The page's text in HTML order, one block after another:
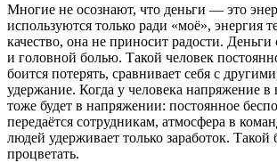
Многие не осознают, что деньги — это
используются только ради «моё», энергия
качество, она не приносит радости. Деньги
и головной болью. Такой человек
боится потерять, сравнивает себя с
удержание. Когда у человека напряжение в
тоже будет в напряжении: постоянное
передаётся сотрудникам, атмосфера в
людей удерживает только заработок. Такой
процветать.